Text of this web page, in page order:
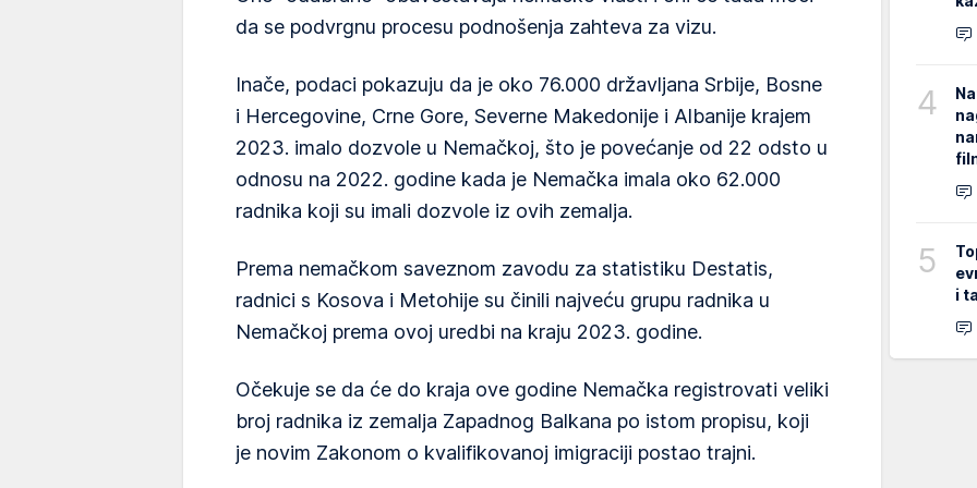
da se podvrgnu procesu podnošenja zahteva za vizu.
Inače, podaci pokazuju da je oko 76.000 državljana Srbije, Bosne
i Hercegovine, Crne Gore, Severne Makedonije i Albanije krajem
2023. imalo dozvole u ​​Nemačkoj, što je povećanje od 22 odsto u
odnosu na 2022. godine kada je Nemačka imala oko 62.000
radnika koji su imali dozvole iz ovih zemalja.
Prema nemačkom saveznom zavodu za statistiku Destatis,
radnici s Kosova i Metohije su činili najveću grupu radnika u
Nemačkoj prema ovoj uredbi na kraju 2023. godine.
Očekuje se da će do kraja ove godine Nemačka registrovati veliki
broj radnika iz zemalja Zapadnog Balkana po istom propisu, koji
je novim Zakonom o kvalifikovanoj imigraciji postao trajni.
4
5
i